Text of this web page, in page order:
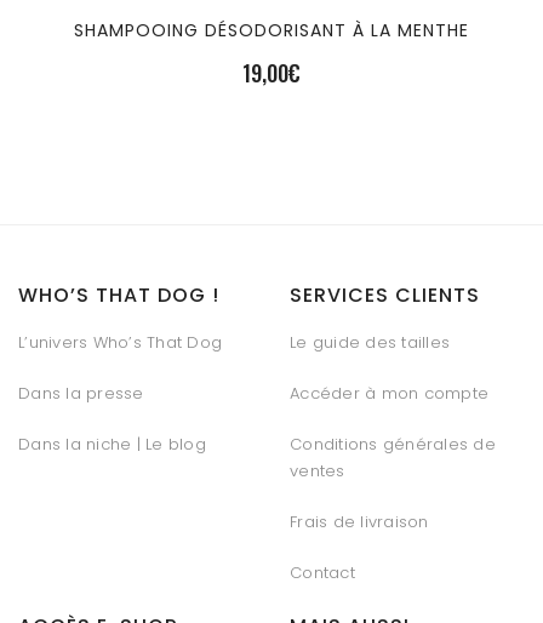
SHAMPOOING DÉSODORISANT À LA MENTHE
19,00€
WHO’S THAT DOG !
L’univers Who’s That Dog
Dans la presse
Dans la niche | Le blog
SERVICES CLIENTS
Le guide des tailles
Accéder à mon compte
Conditions générales de
ventes
Frais de livraison
Contact